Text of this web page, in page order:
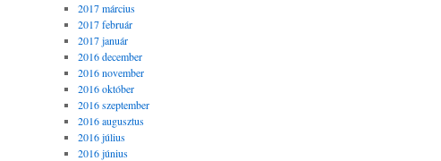
2017 március
2017 február
2017 január
2016 december
2016 november
2016 október
2016 szeptember
2016 augusztus
2016 július
2016 június